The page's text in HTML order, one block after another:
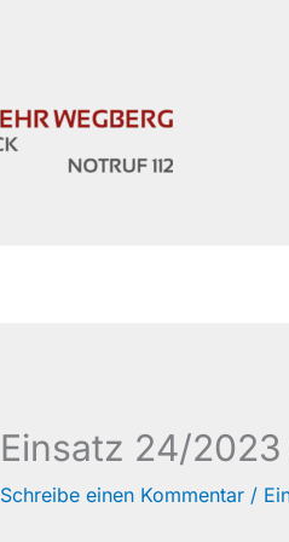
Einsatz 24/
Schreibe einen Kommentar /